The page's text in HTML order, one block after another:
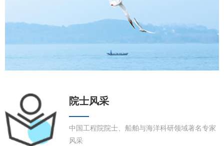
院士风采
中国工程院院士、船舶与海洋科研领域著名专家
风采